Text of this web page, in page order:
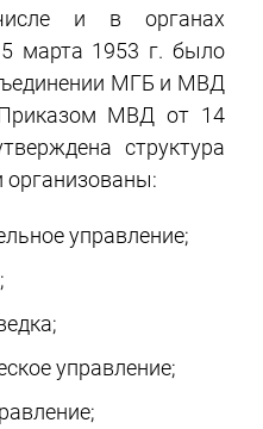
и в органах
марта 1953 г. было
МГБ и МВД
МВД от 14
структура
управление;
управление;